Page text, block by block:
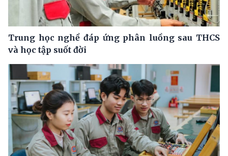
Trung học nghề đáp ứng phân luồng sau THCS
và học tập suốt đời